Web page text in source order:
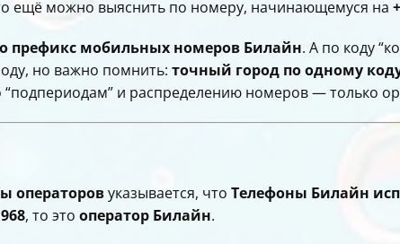
ещё можно выяснить по номеру, начинающемуся на
префикс мобильных номеров Билайн. А по коду
но важно помнить: точный город по одному
“подпериодам” и распределению номеров — только
операторовуказывается, что Телефоны Билайн
, то это оператор Билайн.